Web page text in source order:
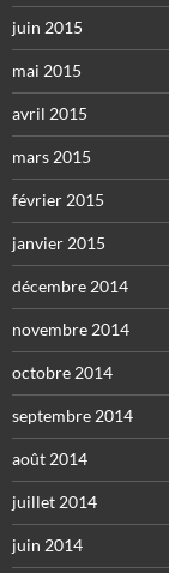
juin 2015
mai 2015
avril 2015
mars 2015
février 2015
janvier 2015
décembre 2014
novembre 2014
octobre 2014
septembre 2014
août 2014
juillet 2014
juin 2014